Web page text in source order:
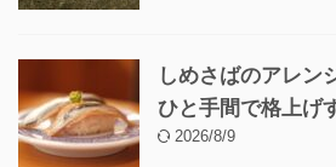
しめさばのアレン
ひと手間で格上げ
2026/8/9